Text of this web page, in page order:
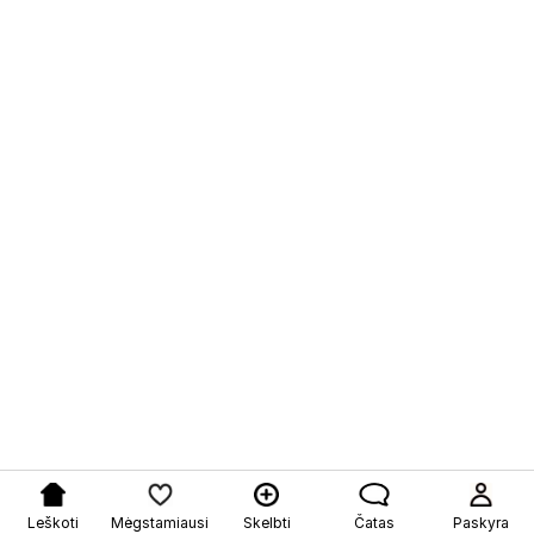
Leškoti Mėgstamiausi Skelbti Čatas Paskyra